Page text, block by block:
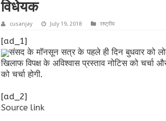
विधेयक
cusanjay July 19, 2018 राष्ट्रीय
[ad_1]
संसद के मॉनसून सत्र के पहले ही दिन बुधवार को
खिलाफ विपक्ष के अविश्वास प्रस्ताव नोटिस को
को चर्चा होगी.
[ad_2]
Source link